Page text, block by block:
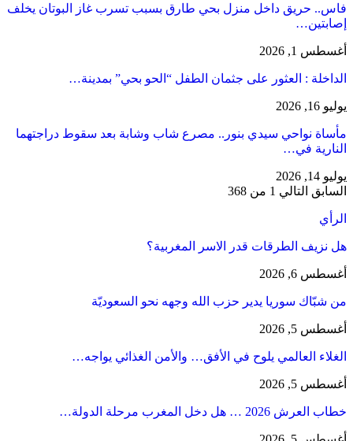
فاس.. حريق داخل منزل بحي طارق بسبب تسرب غاز البوتان يخلف
إصابتين…
أغسطس 1, 2026
​الداخلة : العثور على جثمان الطفل “الحو بحي” بمدينة…
يوليو 16, 2026
مأساة نواحي سيدي بنور.. مصرع شاب وشابة بعد سقوط دراجتهما
النارية في…
يوليو 14, 2026
السابق التالي 1 من 368
الرأي
هل نزيف الطرقات قدر الاسر المغربية؟
أغسطس 6, 2026
من شبّاك سوريا يدير حزب الله وجهه نحو السعوديّة
أغسطس 5, 2026
الغلاء العالمي يلوح في الأفق… والأمن الغذائي يواجه…
أغسطس 5, 2026
خطاب العرش 2026 … هل دخل المغرب مرحلة الدولة…